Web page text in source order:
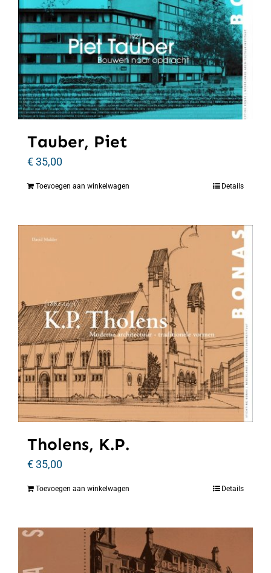
Tauber, Piet
€35,00
Toevoegen aan winkelwagen Details
Tholens, K.P.
€35,00
Toevoegen aan winkelwagen Details